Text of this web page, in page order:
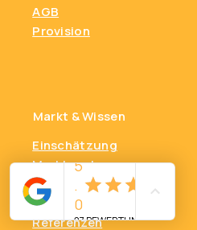
AGB
Provision
Markt & Wissen
Einschätzung
Marktanalyse
FAQ
Nebenkosten
Referenzen